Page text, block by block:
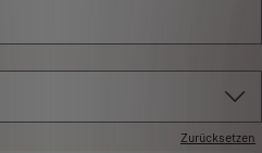
Zurücksetzen